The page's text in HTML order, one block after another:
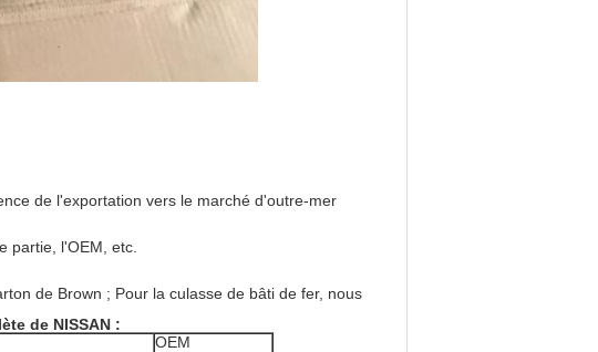
de l'exportation vers le marché d'outre-mer
partie, l'OEM, etc.
de Brown ; Pour la culasse de bâti de fer, nous
de NISSAN :
OEM